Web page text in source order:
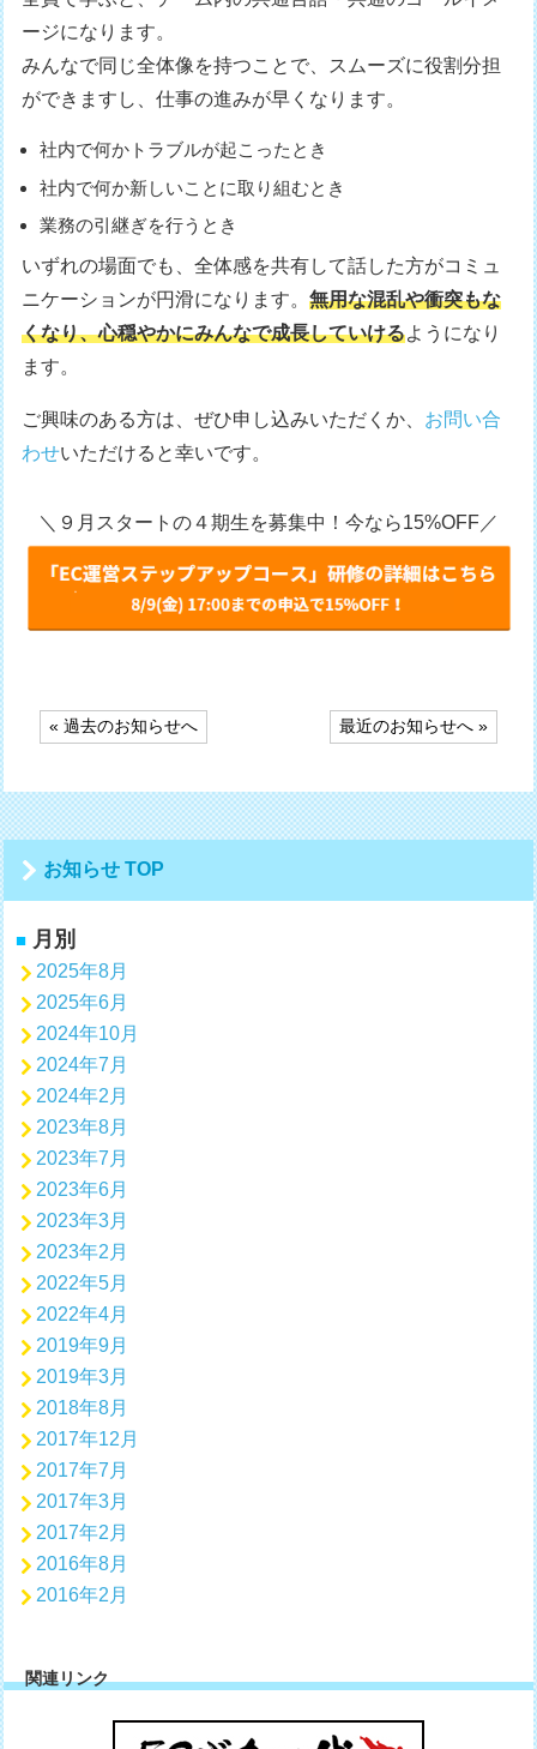
ージになります。
みんなで同じ全体像を持つことで、スムーズに役割分担
ができますし、仕事の進みが早くなります。
社内で何かトラブルが起こったとき
社内で何か新しいことに取り組むとき
業務の引継ぎを行うとき
いずれの場面でも、全体感を共有して話した方がコミュ
ニケーションが円滑になります。無用な混乱や衝突もな
くなり、心穏やかにみんなで成長していけるようになり
ます。
ご興味のある方は、ぜひ申し込みいただくか、 お問い合
わせいただけると幸いです。
＼９月スタートの４期生を募集中！今なら15%OFF／
投
稿
ナ
ビ
ゲ
ー
シ
ョ
ン
« 過去のお知らせへ 最近のお知らせへ »
お知らせ TOP
月別
2025年8月
2025年6月
2024年10月
2024年7月
2024年2月
2023年8月
2023年7月
2023年6月
2023年3月
2023年2月
2022年5月
2022年4月
2019年9月
2019年3月
2018年8月
2017年12月
2017年7月
2017年3月
2017年2月
2016年8月
2016年2月
関連リンク